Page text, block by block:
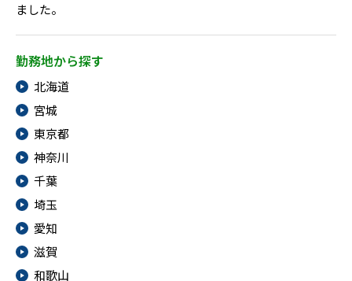
ました。
勤務地から探す
北海道
宮城
東京都
神奈川
千葉
埼玉
愛知
滋賀
和歌山